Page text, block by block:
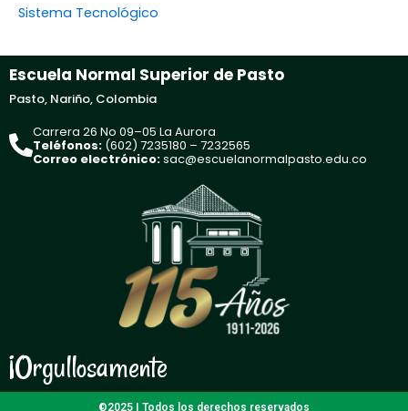
Sistema Tecnológico
Escuela Normal Superior de Pasto
Pasto, Nariño, Colombia
Carrera 26 No 09–05 La Aurora
Teléfonos: (602) 7235180 – 7232565
Correo electrónico:sac@escuelanormalpasto.edu.co
¡Orgullosamente
©2025 | Todos los derechos reservados